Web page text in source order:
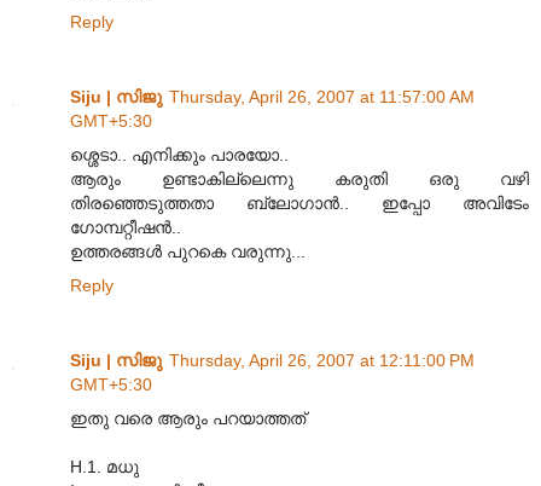
Reply
Siju | സിജു Thursday, April 26, 2007 at 11:57:00 AM
GMT+5:30
ശ്ശെടാ.. എനിക്കും പാരയോ..
ആരും ഉണ്ടാകില്ലെന്നു കരുതി ഒരു വഴി
തിരഞ്ഞെടുത്തതാ ബ്ലോഗാന്‍.. ഇപ്പോ അവിടേം
ഗോമ്പറ്റീഷന്‍..
ഉത്തരങ്ങള്‍ പുറകെ വരുന്നു...
Reply
Siju | സിജു Thursday, April 26, 2007 at 12:11:00 PM
GMT+5:30
ഇതു വരെ ആരും പറയാത്തത്
H.1. മധു